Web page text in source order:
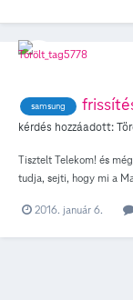
samsung
kérdés hozzáadott:
Tisztelt Telekom! és
tudja, sejti, hogy mi a
osztrákoknak,
valamit ez ügyben?
2016. január 6.